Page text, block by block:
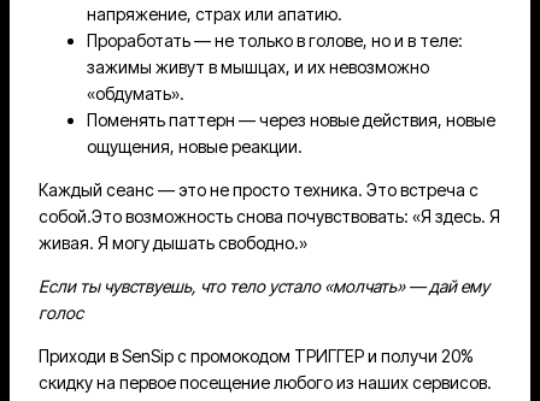
напряжение, страх или апатию.
Проработать — не только в голове, но и в теле:
зажимы живут в мышцах, и их невозможно
«обдумать».
Поменять паттерн — через новые действия, новые
ощущения, новые реакции.
Каждый сеанс — это не просто техника. Это встреча с
собой.Это возможность снова почувствовать: «Я здесь. Я
живая. Я могу дышать свободно.»
Если ты чувствуешь, что тело устало «молчать» — дай ему
голос
Приходи в SenSip с промокодом ТРИГГЕР и получи 20%
скидку на первое посещение любого из наших сервисов.